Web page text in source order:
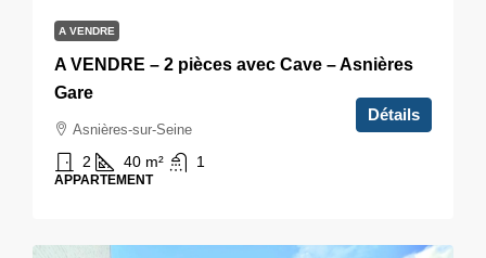
A VENDRE
A VENDRE – 2 pièces avec Cave – Asnières
Gare
Asnières-sur-Seine
2 40 m² 1
APPARTEMENT
Détails